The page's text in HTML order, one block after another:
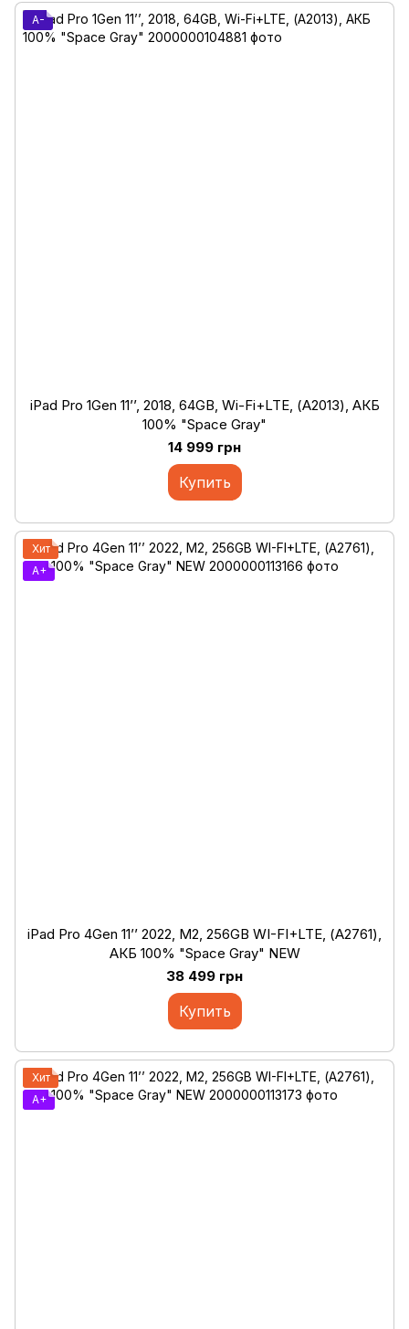
A-
iPad Pro 1Gen 11’’, 2018, 64GB, Wi-Fi+LTE, (А2013), АКБ
100% "Space Gray"
14 999 грн
Купить
Хит
A+
iPad Pro 4Gen 11’’ 2022, М2, 256GB WI-FI+LTE, (А2761),
АКБ 100% "Space Gray" NEW
38 499 грн
Купить
Хит
A+